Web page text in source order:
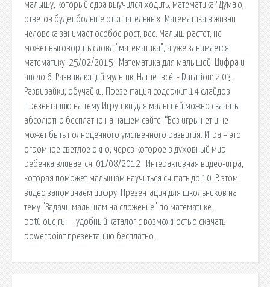
малышу, который едва выучился ходить, математика? Думаю,
ответов будет больше отрицательных. Математика в жизни
человека занимает особое рост, вес. Малыш растет, не
может выговорить слова "математика", а уже занимается
математику. 25/02/2015 · Математика для малышей. Цифра и
число 6. Развивающий мультик. Наше_всё! - Duration: 2:03.
Развивайки, обучайки. Презентация содержит 14 слайдов.
Презентацию на тему Игрушки для малышей можно скачать
абсолютно бесплатно на нашем сайте. “Без игры нет и не
может быть полноценного умственного развития. Игра – это
огромное светлое окно, через которое в духовный мир
ребенка вливается. 01/08/2012 · Интерактивная видео-игра,
которая поможет малышам научиться считать до 10. В этом
видео запоминаем цифру. Презентация для школьников на
тему "Задачи малышам на сложение" по математике.
pptCloud.ru — удобный каталог с возможностью скачать
powerpoint презентацию бесплатно.